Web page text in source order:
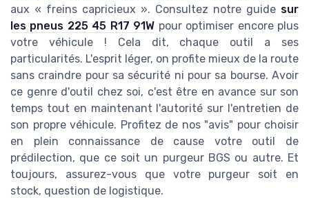
aux « freins capricieux ». Consultez notre guide sur
les pneus 225 45 R17 91W pour optimiser encore plus
votre véhicule ! Cela dit, chaque outil a ses
particularités. L'esprit léger, on profite mieux de la route
sans craindre pour sa sécurité ni pour sa bourse. Avoir
ce genre d'outil chez soi, c'est être en avance sur son
temps tout en maintenant l'autorité sur l'entretien de
son propre véhicule. Profitez de nos "avis" pour choisir
en plein connaissance de cause votre outil de
prédilection, que ce soit un purgeur BGS ou autre. Et
toujours, assurez-vous que votre purgeur soit en
stock, question de logistique.